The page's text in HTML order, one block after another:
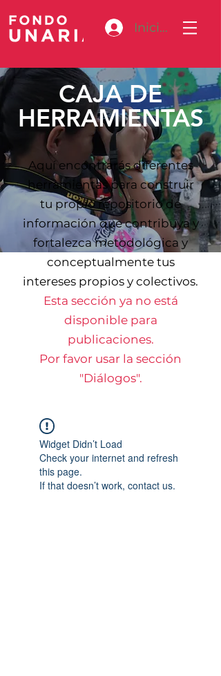
Iniciar sesión
CAJA DE
HERRAMIENTAS
Aquí encontrarás diferentes
herramientas para construir
tu propio repositorio de
información que contribuya y
fortalezca metodológica y
conceptualmente tus
intereses propios y colectivos.
Esta sección ya no está
disponible para
publicaciones.
Por favor usar la sección
"Diálogos".
Widget Didn’t Load
Check your internet and refresh
this page.
If that doesn’t work, contact us.